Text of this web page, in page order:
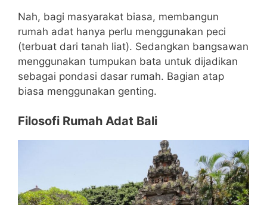
Nah, bagi masyarakat biasa, membangun
rumah adat hanya perlu menggunakan peci
(terbuat dari tanah liat). Sedangkan bangsawan
menggunakan tumpukan bata untuk dijadikan
sebagai pondasi dasar rumah. Bagian atap
biasa menggunakan genting.
Filosofi Rumah Adat Bali